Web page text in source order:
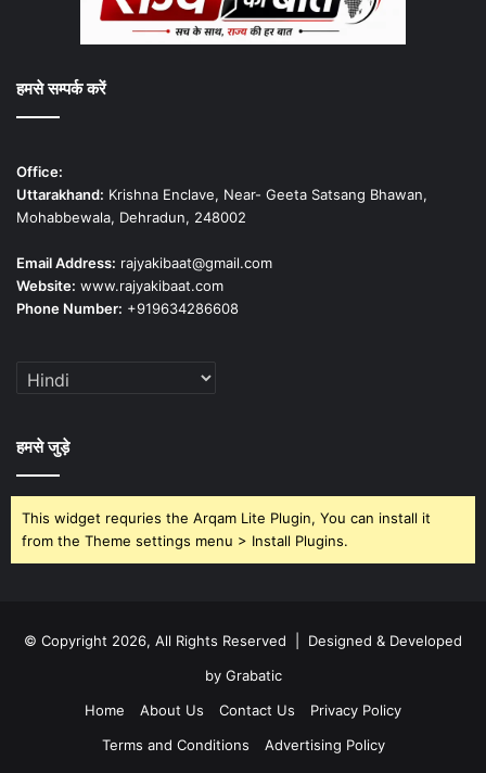
हमसे सम्पर्क करें
Office:
Uttarakhand: Krishna Enclave, Near- Geeta Satsang Bhawan,
Mohabbewala, Dehradun, 248002
Email Address: rajyakibaat@gmail.com
Website: www.rajyakibaat.com
Phone Number: +919634286608
हमसे जुड़े
This widget requries the Arqam Lite Plugin, You can install it
from the Theme settings menu > Install Plugins.
© Copyright 2026, All Rights Reserved | Designed & Developed
by Grabatic
Home
About Us Contact Us
Privacy Policy
Terms and Conditions
Advertising Policy